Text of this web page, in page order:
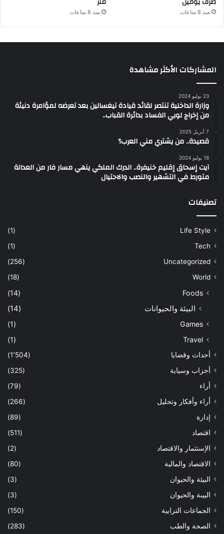
منذ 8 ساعات منذ 8 ساعات
المشاركات الأكثر مشاهدة
23 يوليو 2024
وزارة الداخلية تنتصر لقائد قيادة تيغسالين بعد تعرضه لمؤامرة دنيئة
من إخراج لوبي الفساد بدائرة القباب..
7 أبريل 2025
قصيدة.. من يشتري مني العرب؟
18 يوليو 2024
آيت إسحاق إقليم خنيفرة.. الدرك الملكي ينهي مسار فار من العدالة
متورط في التشهير والنصب والاحتيال
تصنيفات
Life Style
(1)
Tech
(1)
Uncategorized
(256)
World
(18)
Foods
(14)
البيئة والحيوانات (14)
Games
(1)
Travel
(1)
أحداث وقضايا
(1٬504)
أحزاب وسياية
(325)
أراء
(79)
أراء وأفكار وتحليل
(266)
إدارة
(89)
اقتصاد
(511)
الإستثمار والاقتصاد
(2)
الاقتصاد والمالية
(80)
البيئة والحيوان
(3)
البيىة والحيوان
(3)
الجماعات الترابية
(150)
الصحة والطب
(283)